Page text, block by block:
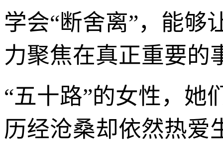
学会“断舍离”，能够
力聚焦在真正重要的
“五十路”的女性，她
历经沧桑却依然热爱